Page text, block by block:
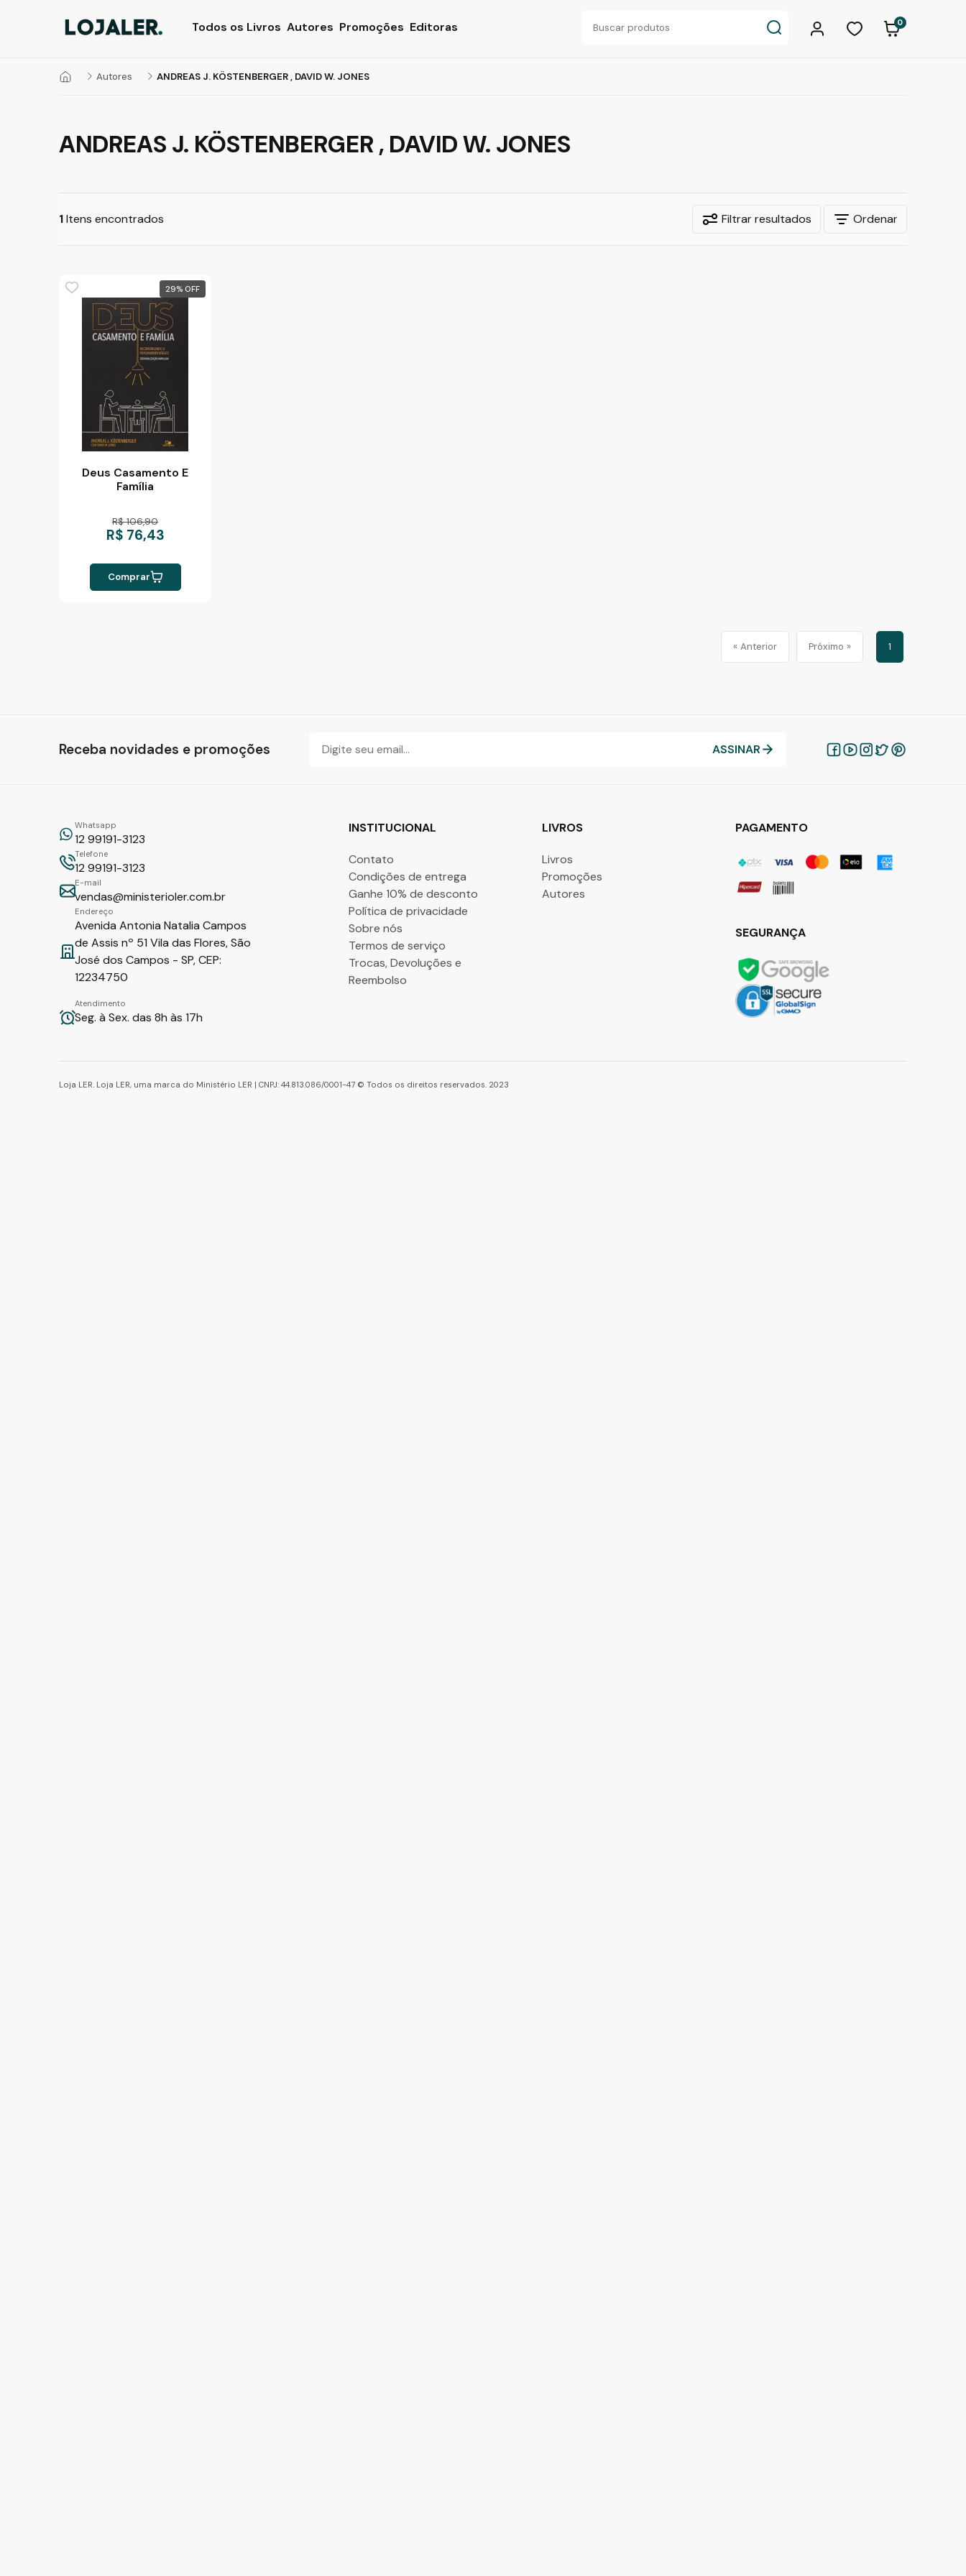
Todos os Livros Autores Promoções Editoras 0
Autores ANDREAS J. KÖSTENBERGER , DAVID W. JONES
ANDREAS J. KÖSTENBERGER , DAVID W. JONES
1Itens encontrados Filtrar resultados Ordenar
29%
Deus Casamento E
Família
R$ 106,90
R$ 76,43
Comprar
« Anterior Próximo » 1
Receba novidades e promoções ASSINAR
Whatsapp
12 99191-3123
Telefone
12 99191-3123
E-mail
vendas@ministerioler.com.br
Endereço
Avenida Antonia Natalia Campos
de Assis nº 51 Vila das Flores, São
José dos Campos - SP, CEP:
12234750
Atendimento
Seg. à Sex. das 8h às 17h
INSTITUCIONAL
Contato
Condições de entrega
Ganhe 10% de desconto
Política de privacidade
Sobre nós
Termos de serviço
Trocas, Devoluções e
Reembolso
LIVROS
Livros
Promoções
Autores
PAGAMENTO
SEGURANÇA
Loja LER. Loja LER, uma marca do Ministério LER | CNPJ: 44.813.086/0001-47 © Todos os direitos reservados. 2023